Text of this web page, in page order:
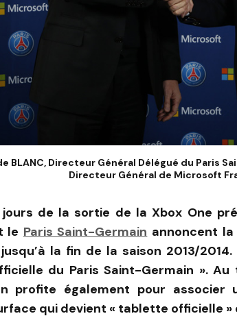
BLANC, Directeur Général Délégué du Paris
Directeur Général de Microsoft
de la sortie de la Xbox One
le Paris Saint-Germain annoncent
la fin de la saison 2013/
du Paris Saint-Germain ».
profite également pour associer
qui devient « tablette officielle »